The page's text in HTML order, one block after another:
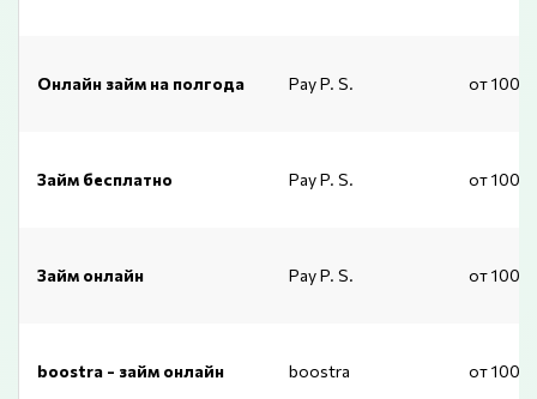
Онлайн займ на полгода Pay P. S. от 1000
Займ бесплатно Pay P. S. от 1000
Займ онлайн Pay P. S. от
boostra - займ онлайн boostra от